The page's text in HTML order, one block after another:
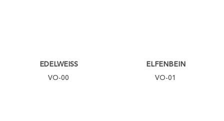
EDELWEISS
VO-00
ELFENBEIN
VO-01